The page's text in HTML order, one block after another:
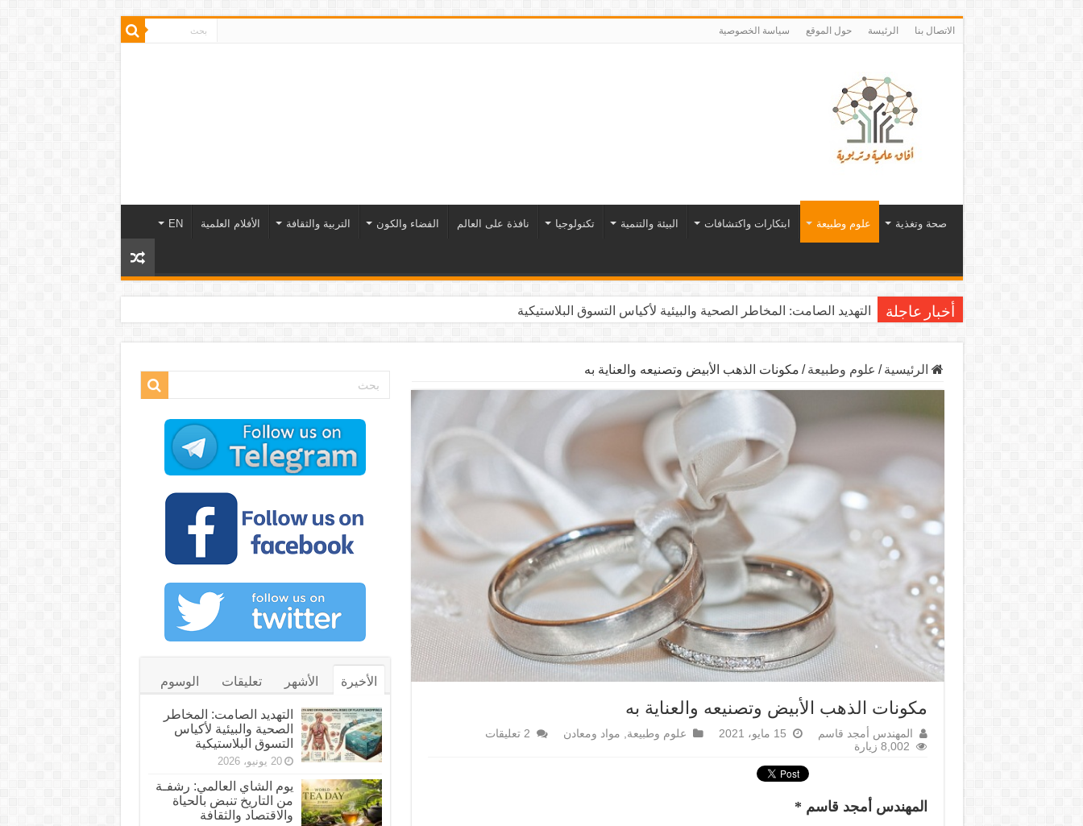
الاتصال بنا الرئيسة حول الموقع سياسة الخصوصية
صحة وتغذية علوم وطبيعة ابتكارات واكتشافات البيئة والتنمية تكنولوجيا نافذة على العالم الفضاء والكون التربية والثقافة الأفلام العلمية EN
أخبار عاجلة التهديد الصامت: المخاطر الصحية والبيئية لأكياس التسوق البلاستيكية
الرئيسية / علوم وطبيعة / مكونات الذهب الأبيض وتصنيعه والعناية به
مكونات الذهب الأبيض وتصنيعه والعناية به
المهندس أمجد قاسم 15 مايو، 2021 علوم وطبيعة مواد ومعادن
2 تعليقات
8,002 زيارة
المهندس أمجد قاسم *
الأخيرة الأشهر تعليقات الوسوم
التهديد الصامت: المخاطر
الصحية والبيئية لأكياس
التسوق البلاستيكية
20 يونيو، 2026
يوم الشاي العالمي: رشفـة
من التاريخ تنبض بالحياة
والاقتصاد والثقافة